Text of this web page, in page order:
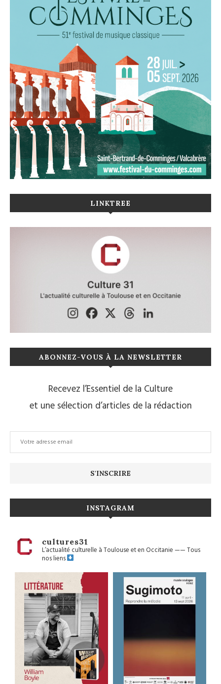
LINKTREE
ABONNEZ-VOUS À LA NEWSLETTER
Recevez l’Essentiel de la Culture
et une sélection d’articles de la rédaction
INSTAGRAM
cultures31
L’actualité culturelle à Toulouse et en Occitanie——Tous
nos liens